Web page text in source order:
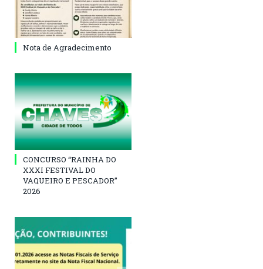
Nota de Agradecimento
CONCURSO “RAINHA DO
XXXI FESTIVAL DO
VAQUEIRO E PESCADOR”
2026